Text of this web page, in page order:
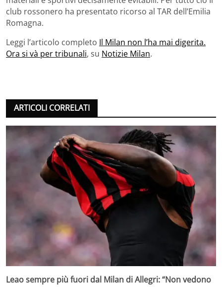
club rossonero ha presentato ricorso al TAR dell’Emilia
Romagna.
Leggi l’articolo completo Il Milan non l’ha mai digerita.
Ora si và per tribunali, su Notizie Milan.
ARTICOLI CORRELATI
Leao sempre più fuori dal Milan di Allegri: “Non vedono